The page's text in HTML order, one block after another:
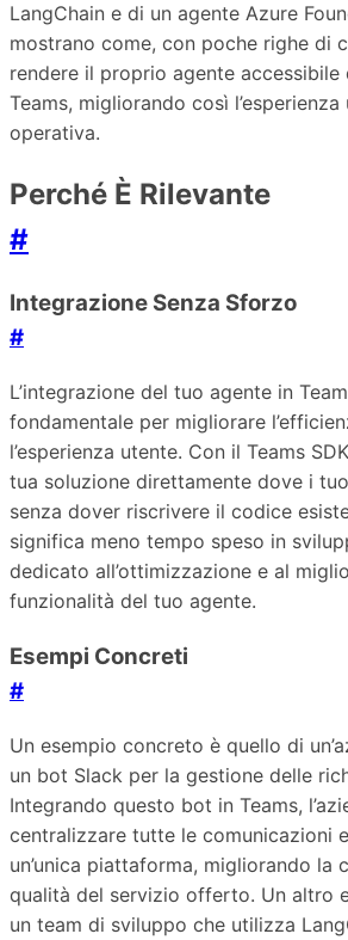
LangChain e di un agente Azure
mostrano come, con poche righe di
rendere il proprio agente accessibile
Teams, migliorando così l’esperienza
operativa.
Perché È Rilevante
#
Integrazione Senza Sforzo
#
L’integrazione del tuo agente in
fondamentale per migliorare
l’esperienza utente. Con il Teams
tua soluzione direttamente dove i
senza dover riscrivere il codice
significa meno tempo speso in
dedicato all’ottimizzazione e al
funzionalità del tuo agente.
Esempi Concreti
#
Un esempio concreto è quello di
un bot Slack per la gestione delle
Integrando questo bot in Teams,
centralizzare tutte le comunicazioni
un’unica piattaforma, migliorando la
qualità del servizio offerto. Un altro
un team di sviluppo che utilizza